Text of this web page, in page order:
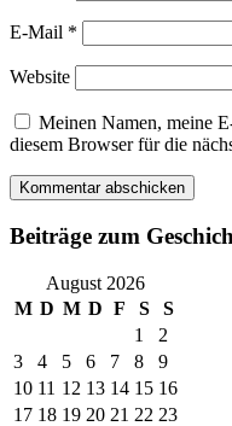
E-Mail *
Website
Meinen Namen, meine
diesem Browser für die
Beiträge zum
August 2026
M D M D F S
S
1
2
3
4 5 6 7 8
9
10 11 12 13 14 15 16
17 18 19 20 21 22 23